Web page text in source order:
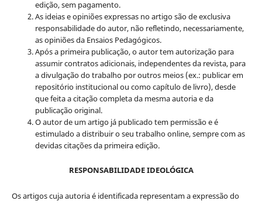
edição, sem pagamento.
As ideias e opiniões expressas no artigo são de exclusiva
responsabilidade do autor, não refletindo, necessariamente,
as opiniões da Ensaios Pedagógicos.
Após a primeira publicação, o autor tem autorização para
assumir contratos adicionais, independentes da revista, para
a divulgação do trabalho por outros meios (ex.: publicar em
repositório institucional ou como capítulo de livro), desde
que feita a citação completa da mesma autoria e da
publicação original.
O autor de um artigo já publicado tem permissão e é
estimulado a distribuir o seu trabalho online, sempre com as
devidas citações da primeira edição.
RESPONSABILIDADE IDEOLÓGICA
Os artigos cuja autoria é identificada representam a expressão do